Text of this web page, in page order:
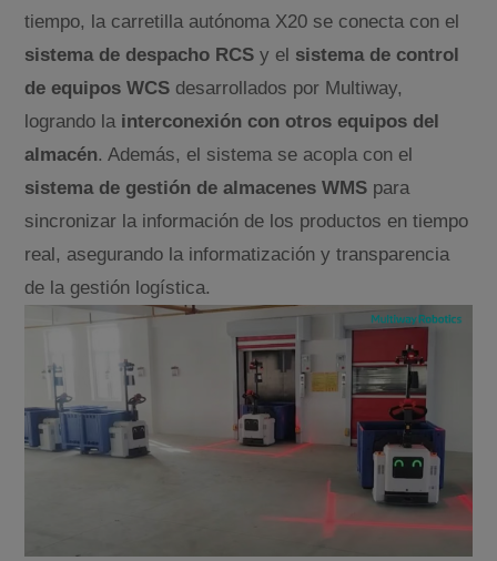
tiempo, la carretilla autónoma X20 se conecta con el
sistema de despacho RCS y el sistema de control
de equipos WCS desarrollados por Multiway,
logrando la interconexión con otros equipos del
almacén. Además, el sistema se acopla con el
sistema de gestión de almacenes WMS para
sincronizar la información de los productos en tiempo
real, asegurando la informatización y transparencia
de la gestión logística.